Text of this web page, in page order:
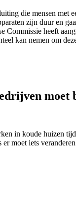
die mensen met
zijn duur en
Commissie heeft
kan nemen om
moet
in koude huizen
moet iets